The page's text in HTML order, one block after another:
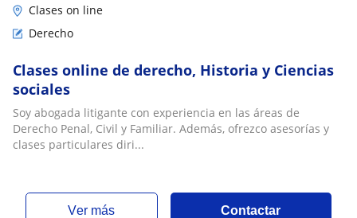
Clases on line
Derecho
Clases online de derecho, Historia y Ciencias
sociales
Soy abogada litigante con experiencia en las áreas de
Derecho Penal, Civil y Familiar. Además, ofrezco asesorías y
clases particulares diri...
ver más Contactar